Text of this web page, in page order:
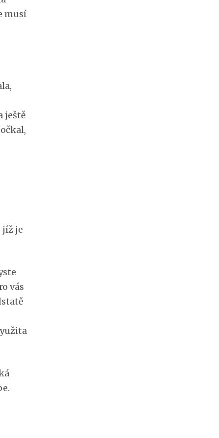
musí
ještě
jíž je
vás